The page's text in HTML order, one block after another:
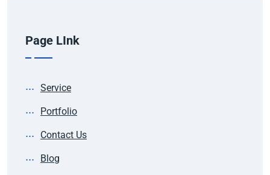
Page LInk
Service
Portfolio
Contact Us
Blog